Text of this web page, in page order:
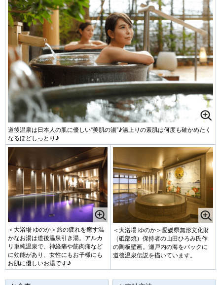
道後温泉は日本人の肌に優しい“美肌の湯”♪湯上りの素肌は何度も確かめたく
なるほどしっとり♪
＜大浴場 ゆのか＞旅の疲れを癒す温
かなお湯は道後温泉引き湯。アルカ
リ単純温泉で、神経痛や筋肉痛など
に効能があり、女性にもお子様にも
お肌に優しいお湯です♪
＜大浴場 ゆのか＞愛媛県無形文化財
（砥部焼）保持者の山田ひろみ氏作
の陶板壁画。瀬戸内の海をバックに
道後温泉伝説を描いています。